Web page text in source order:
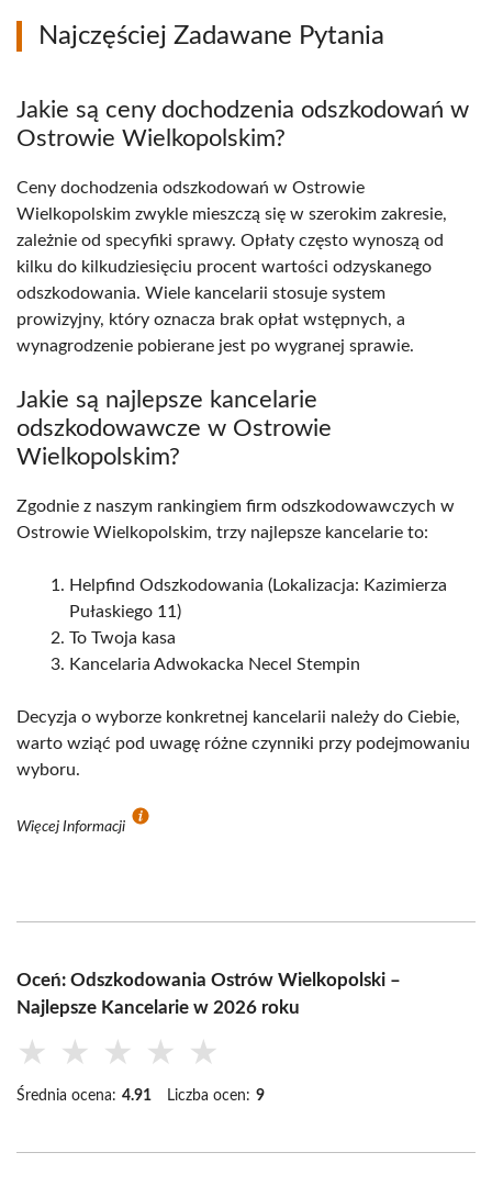
Najczęściej Zadawane Pytania
Jakie są ceny dochodzenia odszkodowań w
Ostrowie Wielkopolskim?
Ceny dochodzenia odszkodowań w Ostrowie
Wielkopolskim zwykle mieszczą się w szerokim zakresie,
zależnie od specyfiki sprawy. Opłaty często wynoszą od
kilku do kilkudziesięciu procent wartości odzyskanego
odszkodowania. Wiele kancelarii stosuje system
prowizyjny, który oznacza brak opłat wstępnych, a
wynagrodzenie pobierane jest po wygranej sprawie.
Jakie są najlepsze kancelarie
odszkodowawcze w Ostrowie
Wielkopolskim?
Zgodnie z naszym rankingiem firm odszkodowawczych w
Ostrowie Wielkopolskim, trzy najlepsze kancelarie to:
Helpfind Odszkodowania (Lokalizacja: Kazimierza
Pułaskiego 11)
To Twoja kasa
Kancelaria Adwokacka Necel Stempin
Decyzja o wyborze konkretnej kancelarii należy do Ciebie,
warto wziąć pod uwagę różne czynniki przy podejmowaniu
wyboru.
Więcej Informacji
Oceń: Odszkodowania Ostrów Wielkopolski –
Najlepsze Kancelarie w 2026 roku
★ ★ ★ ★ ★
Średnia ocena: 4.91 Liczba ocen: 9